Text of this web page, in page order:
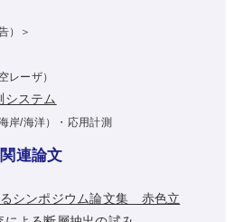
）＞
レーザ）
システム
岸/海洋）・応用計測
関連論文
シンポジウム論文集 赤色立